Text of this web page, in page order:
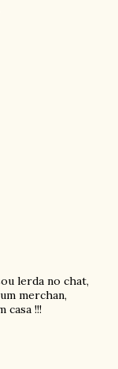
lerda no chat,
merchan,
casa !!!